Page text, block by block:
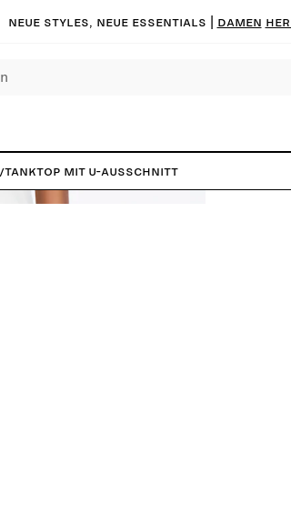
Neue Styles, neue Essentials | DAMEN
/Tanktop mit U-Ausschnitt